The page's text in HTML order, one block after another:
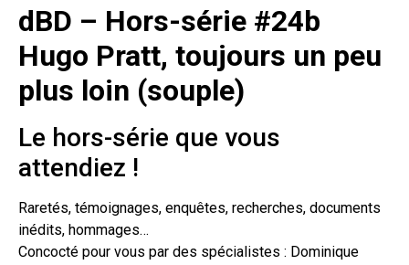
dBD – Hors-série #24b
Hugo Pratt, toujours un peu
plus loin (souple)
Le hors-série que vous
attendiez !
Raretés, témoignages, enquêtes, recherches, documents
inédits, hommages…
Concocté pour vous par des spécialistes : Dominique